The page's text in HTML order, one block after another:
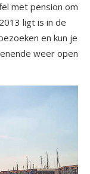
met pension om
ligt is in de
en kun je
weer open